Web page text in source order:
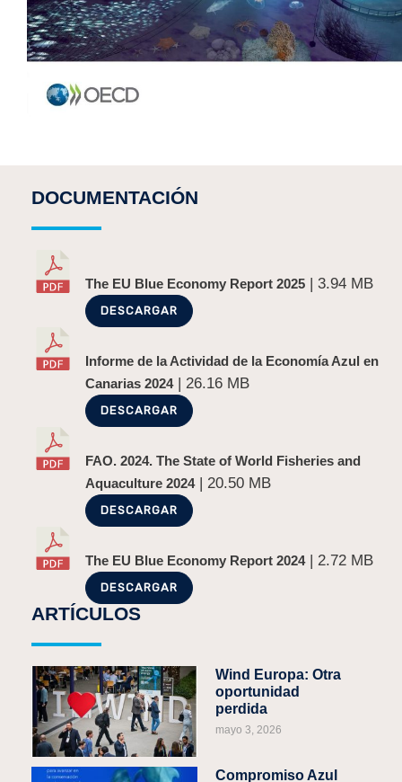
DOCUMENTACIÓN
The EU Blue Economy Report 2025 | 3.94 MB
DESCARGAR
Informe de la Actividad de la Economía Azul en
Canarias 2024| 26.16 MB
DESCARGAR
FAO. 2024. The State of World Fisheries and
Aquaculture 2024| 20.50 MB
DESCARGAR
The EU Blue Economy Report 2024| 2.72 MB
DESCARGAR
ARTÍCULOS
Wind Europa: Otra
oportunidad
perdida
mayo 3, 2026
Compromiso Azul